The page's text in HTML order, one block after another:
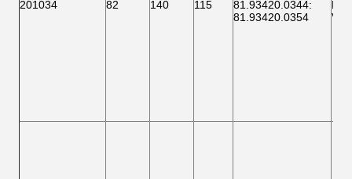
201034 82 140 115
81.93420.0344:
81.93420.0354